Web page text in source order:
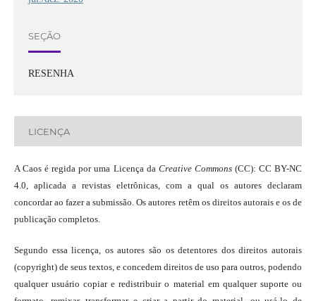
SEÇÃO
RESENHA
LICENÇA
A Caos é regida por uma Licença da Creative Commons(CC): CC BY-NC
4.0, aplicada a revistas eletrônicas, com a qual os autores declaram
concordar ao fazer a submissão. Os autores retêm os direitos autorais e os de
publicação completos.
Segundo essa licença, os autores são os detentores dos direitos autorais
(copyright) de seus textos, e concedem direitos de uso para outros, podendo
qualquer usuário copiar e redistribuir o material em qualquer suporte ou